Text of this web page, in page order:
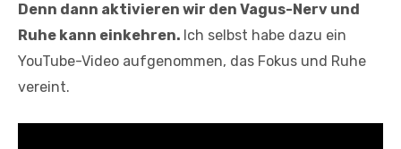
Denn dann aktivieren wir den Vagus-Nerv und
Ruhe kann einkehren. Ich selbst habe dazu ein
YouTube-Video aufgenommen, das Fokus und Ruhe
vereint.